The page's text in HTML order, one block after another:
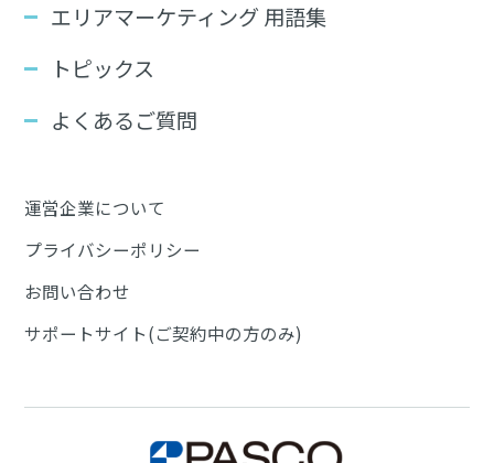
エリアマーケティング 用語集
トピックス
よくあるご質問
運営企業について
プライバシーポリシー
お問い合わせ
サポートサイト(ご契約中の方のみ)